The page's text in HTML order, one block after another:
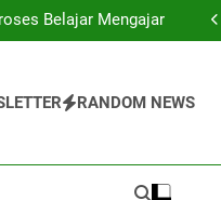
Belajar Mengajar
Networking yang
Belajar Mengajar
Networking yang
RANDOM NEWS